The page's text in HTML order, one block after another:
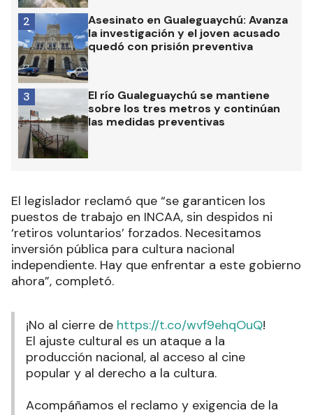
Asesinato en Gualeguaychú: Avanza
la investigación y el joven acusado
quedó con prisión preventiva
2
El río Gualeguaychú se mantiene
sobre los tres metros y continúan
las medidas preventivas
3
El legislador reclamó que “se garanticen los
puestos de trabajo en INCAA, sin despidos ni
‘retiros voluntarios’ forzados. Necesitamos
inversión pública para cultura nacional
independiente. Hay que enfrentar a este gobierno
ahora”, completó.
¡No al cierre de https://t.co/wvf9ehqOuQ!
El ajuste cultural es un ataque a la
producción nacional, al acceso al cine
popular y al derecho a la cultura.
Acompáñamos el reclamo y exigencia de la